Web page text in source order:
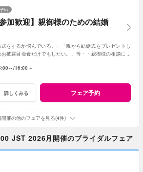
加歓迎】親御様のための結婚
約
式をするか悩んでいる。」「親から結婚式をプレゼントし
披露目会食だけでもしたい。」等・・親御様の相談にベ
～ 16:00～
詳しくみる フェア予約
開催の他のフェアを見る(4件)
JST 2026月開催のブライダルフェア